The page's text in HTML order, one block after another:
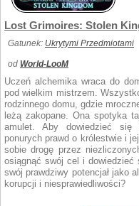
Lost Grimoires: Stolen
Gatunek: Ukrytymi Przedmiotami
od World-LooM
Uczeń alchemika wraca do
pod wielkim mistrzem.
rodzinnego domu, gdzie
leżą zakopane. Ona spotyka
amulet. Aby dowiedzieć
ponurych prawd o królestwie i
sobie drogę przez
osiągnąć swój cel i dowiedzieć
swój prawdziwy potencjał jako
korupcji i niesprawiedliwości?